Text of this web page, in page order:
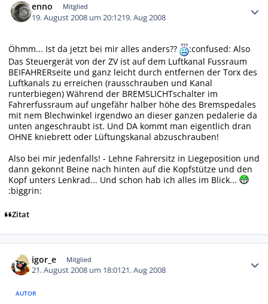
enno Mitglied
19. August 2008 um 20:1219. Aug 2008
Öhmm... Ist da jetzt bei mir alles anders??
:confused: Also
Das Steuergerät von der ZV ist auf dem Luftkanal Fussraum
BEIFAHRERseite und ganz leicht durch entfernen der Torx des
Luftkanals zu erreichen (rausschrauben und Kanal
runterbiegen) Während der BREMSLICHTschalter im
Fahrerfussraum auf ungefähr halber höhe des Bremspedales
mit nem Blechwinkel irgendwo an dieser ganzen pedalerie da
unten angeschraubt ist. Und DA kommt man eigentlich dran
OHNE kniebrett oder Lüftungskanal abzuschrauben!
Also bei mir jedenfalls! - Lehne Fahrersitz in Liegeposition und
dann gekonnt Beine nach hinten auf die Kopfstütze und den
Kopf unters Lenkrad... Und schon hab ich alles im Blick...
:biggrin:
Zitat
igor_e Mitglied
21. August 2008 um 18:0121. Aug 2008
AUTOR